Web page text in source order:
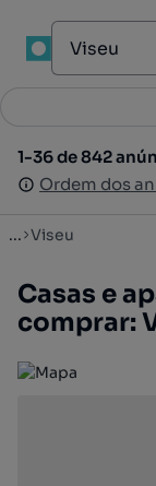
1-36 de 842
Ordem dos
1-36 de 842
Ordem dos
... Viseu
Casas e
comprar: